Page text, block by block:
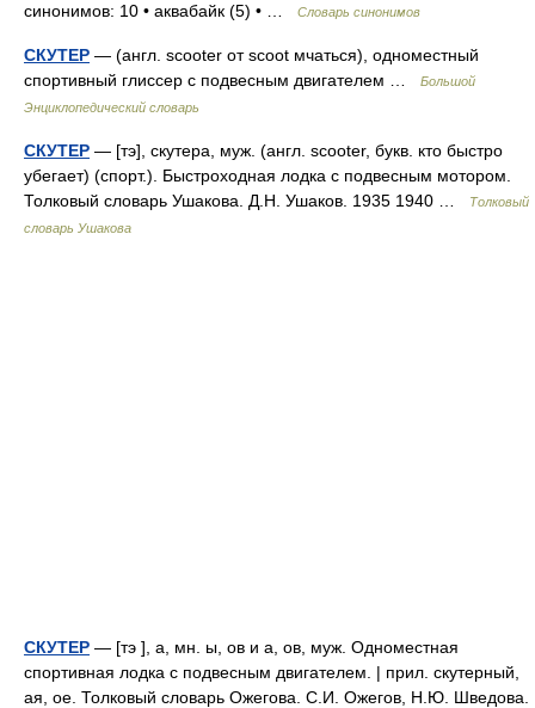
синонимов: 10 • аквабайк (5) • …
Словарь синонимов
СКУТЕР — (англ. scooter от scoot мчаться), одноместный
спортивный глиссер с подвесным двигателем …
Большой
Энциклопедический словарь
СКУТЕР — [тэ], скутера, муж. (англ. scooter, букв. кто быстро
убегает) (спорт.). Быстроходная лодка с подвесным мотором.
Толковый словарь Ушакова. Д.Н. Ушаков. 1935 1940 …
Толковый
словарь Ушакова
СКУТЕР — [тэ ], а, мн. ы, ов и а, ов, муж. Одноместная
спортивная лодка с подвесным двигателем. | прил. скутерный,
ая, ое. Толковый словарь Ожегова. С.И. Ожегов, Н.Ю. Шведова.